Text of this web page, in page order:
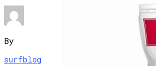
By
surfblog